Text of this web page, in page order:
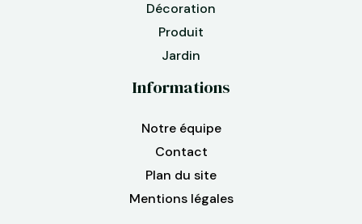
Décoration
Produit
Jardin
Informations
Notre équipe
Contact
Plan du site
Mentions légales